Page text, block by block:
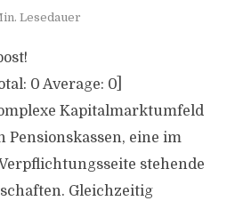
Lesedauer
0 Average: 0]
Kapitalmarktumfeld
Pensionskassen, eine im
stehende
Gleichzeitig